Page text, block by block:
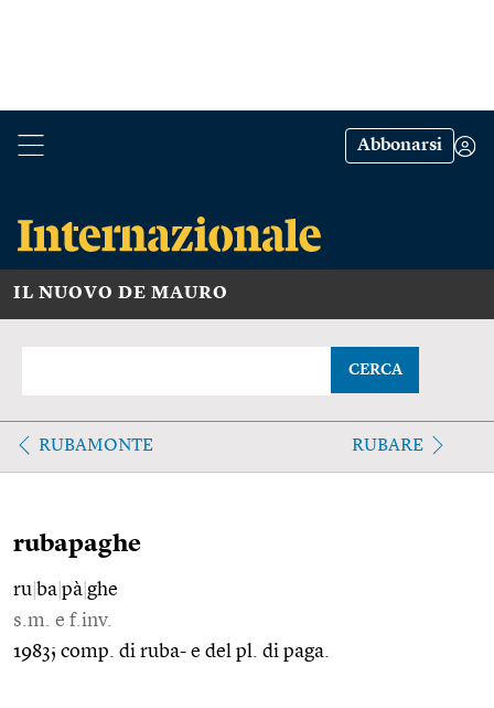
Abbonarsi
IL NUOVO DE MAURO
CERCA
RUBAMONTE RUBARE
rubapaghe
ru ba pà ghe
s.m. e f.inv.
1983; comp. di ruba- e del pl. di paga.